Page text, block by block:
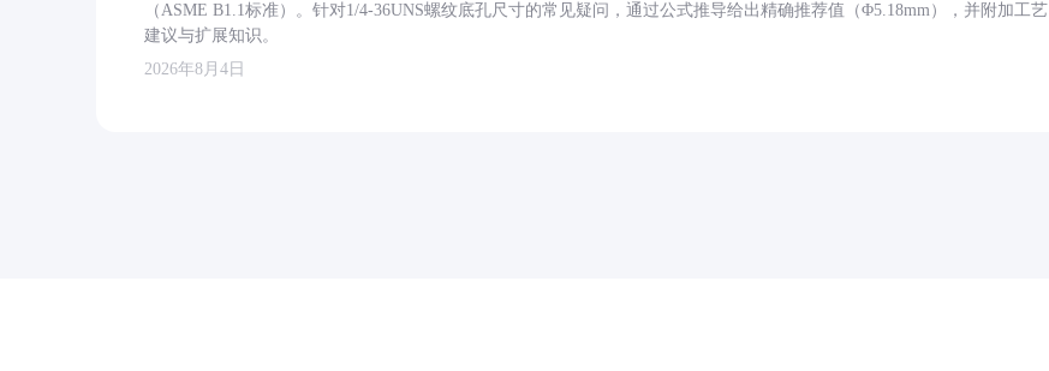
（ASME B1.1标准）。针对1/4-36UNS螺纹底孔尺寸的常见疑问，通过公式推导给出精确推荐值（Φ5.18mm），并附加工艺
建议与扩展知识。
2026年8月4日